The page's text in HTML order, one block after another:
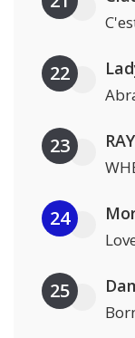
22
23
24
25